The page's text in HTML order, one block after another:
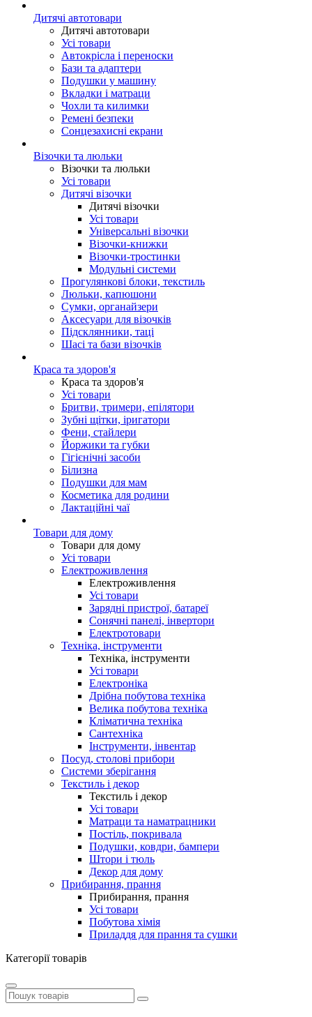
Дитячі автотовари
Дитячі автотовари
Усі товари
Автокрісла і переноски
Бази та адаптери
Подушки у машину
Вкладки і матраци
Чохли та килимки
Ремені безпеки
Сонцезахисні екрани
Візочки та люльки
Візочки та люльки
Усі товари
Дитячі візочки
Дитячі візочки
Усі товари
Універсальні візочки
Візочки-книжки
Візочки-тростинки
Модульні системи
Прогулянкові блоки, текстиль
Люльки, капюшони
Сумки, органайзери
Аксесуари для візочків
Підсклянники, таці
Шасі та бази візочків
Краса та здоров'я
Краса та здоров'я
Усі товари
Бритви, тримери, епілятори
Зубні щітки, іригатори
Фени, стайлери
Йоржики та губки
Гігієнічні засоби
Білизна
Подушки для мам
Косметика для родини
Лактаційні чаї
Товари для дому
Товари для дому
Усі товари
Електроживлення
Електроживлення
Усі товари
Зарядні пристрої, батареї
Сонячні панелі, інвертори
Електротовари
Техніка, інструменти
Техніка, інструменти
Усі товари
Електроніка
Дрібна побутова техніка
Велика побутова техніка
Кліматична техніка
Сантехніка
Інструменти, інвентар
Посуд, столові прибори
Системи зберігання
Текстиль і декор
Текстиль і декор
Усі товари
Матраци та наматрацники
Постіль, покривала
Подушки, ковдри, бампери
Штори і тюль
Декор для дому
Прибирання, прання
Прибирання, прання
Усі товари
Побутова хімія
Приладдя для прання та сушки
Категорії товарів